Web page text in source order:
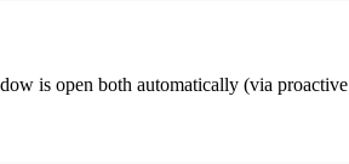
is open both automatically (via